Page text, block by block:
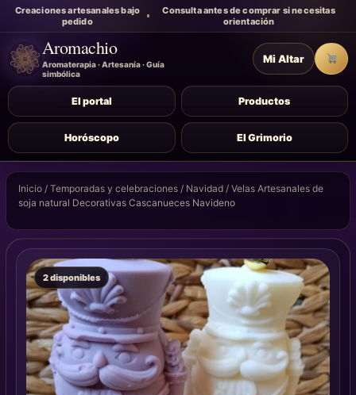
Creaciones artesanales bajo
pedido
Consulta antes de comprar si necesitas
orientación
Aromachio
Aromaterapia · Artesanía · Guía
simbólica
El portal Productos
Horóscopo El Grimorio
Mi Altar
Inicio / Temporadas y celebraciones / Navidad / Velas Artesanales de
soja natural Decorativas Cascanueces Navideno
2 disponibles